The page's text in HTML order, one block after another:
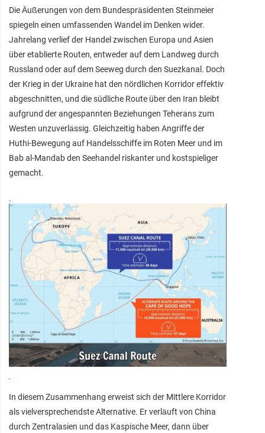
Die Äußerungen von dem Bundespräsidenten Steinmeier
spiegeln einen umfassenden Wandel im Denken wider.
Jahrelang verlief der Handel zwischen Europa und Asien
über etablierte Routen, entweder auf dem Landweg durch
Russland oder auf dem Seeweg durch den Suezkanal. Doch
der Krieg in der Ukraine hat den nördlichen Korridor effektiv
abgeschnitten, und die südliche Route über den Iran bleibt
aufgrund der angespannten Beziehungen Teherans zum
Westen unzuverlässig. Gleichzeitig haben Angriffe der
Huthi-Bewegung auf Handelsschiffe im Roten Meer und im
Bab al-Mandab den Seehandel riskanter und kostspieliger
gemacht.
In diesem Zusammenhang erweist sich der Mittlere Korridor
als vielversprechendste Alternative. Er verläuft von China
durch Zentralasien und das Kaspische Meer, dann über